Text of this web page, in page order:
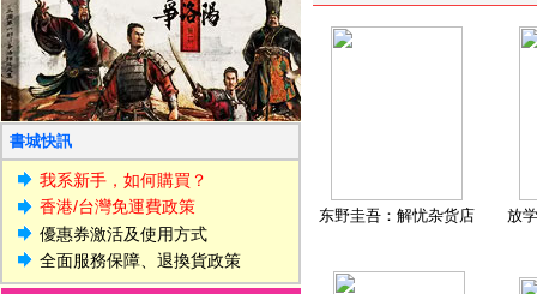
書城快訊
我系新手，如何購買？
香港/台灣免運費政策
優惠券激活及使用方式
全面服務保障、退換貨政策
东野圭吾：解忧杂货店 放